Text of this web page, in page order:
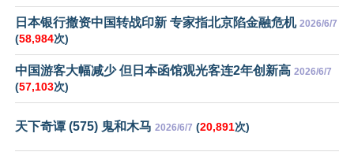
日本银行撤资中国转战印新 专家指北京陷金融危机 2026/6/7
(58,984次)
中国游客大幅减少 但日本函馆观光客连2年创新高 2026/6/7
(57,103次)
天下奇谭 (575) 鬼和木马 2026/6/7 (20,891次)